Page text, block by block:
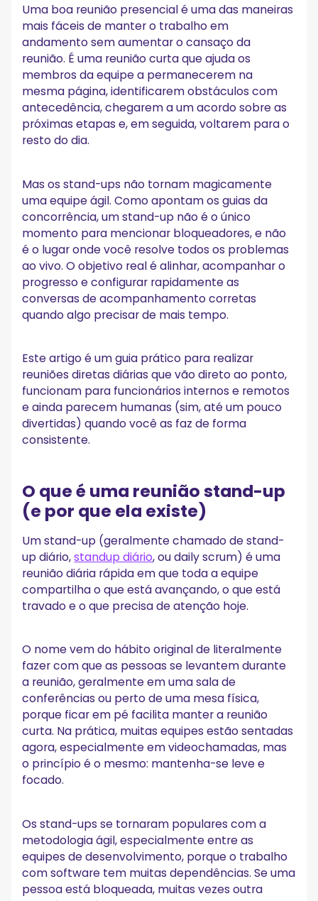
Daily scrum versus stand-up (o que é diferente e o
que é o mesmo)
Stand-ups remotos que realmente funcionam para
funcionários remotos
Como o MeetGeek ajuda as equipes a realizar
melhores reuniões diárias
As três perguntas que vão direto ao ponto
conferência ou em vídeo)
Como manter a reunião curta sem perder valor
1. Comece com o quadro, não com opiniões
2. Use “sinalizar e depois programar”
3. Mantenha a atualização útil para outras pessoas
4. Cronometre suavemente
Armadilhas comuns de stand-up (e como corrigi-las)
1. O stand-up se transforma em uma atualização de status
somente para gerentes
3. As pessoas param de usar bloqueadores de superfície
4. As conversas paralelas assumem o controle
5. A equipe esquece o que foi decidido
Considerações finais
Perguntas frequentes
E se não usarmos o Scrum?
Como evitar que pareça repetitivo?
Uma boa reunião presencial é uma das maneiras
mais fáceis de manter o trabalho em
andamento sem aumentar o cansaço da
reunião. É uma reunião curta que ajuda os
membros da equipe a permanecerem na
mesma página, identificarem obstáculos com
antecedência, chegarem a um acordo sobre as
próximas etapas e, em seguida, voltarem para o
resto do dia.
Mas os stand-ups não tornam magicamente
uma equipe ágil. Como apontam os guias da
concorrência, um stand-up não é o único
momento para mencionar bloqueadores, e não
é o lugar onde você resolve todos os problemas
ao vivo. O objetivo real é alinhar, acompanhar o
progresso e configurar rapidamente as
conversas de acompanhamento corretas
quando algo precisar de mais tempo.
Este artigo é um guia prático para realizar
reuniões diretas diárias que vão direto ao ponto,
funcionam para funcionários internos e remotos
e ainda parecem humanas (sim, até um pouco
divertidas) quando você as faz de forma
consistente.
O que é uma reunião stand-up
(e por que ela existe)
Um stand-up (geralmente chamado de stand-
up diário,standup diário, ou daily scrum) é uma
reunião diária rápida em que toda a equipe
compartilha o que está avançando, o que está
travado e o que precisa de atenção hoje.
O nome vem do hábito original de literalmente
fazer com que as pessoas se levantem durante
a reunião, geralmente em uma sala de
conferências ou perto de uma mesa física,
porque ficar em pé facilita manter a reunião
curta. Na prática, muitas equipes estão sentadas
agora, especialmente em videochamadas, mas
o princípio é o mesmo: mantenha-se leve e
focado.
Os stand-ups se tornaram populares com a
metodologia ágil, especialmente entre as
equipes de desenvolvimento, porque o trabalho
com software tem muitas dependências. Se uma
pessoa está bloqueada, muitas vezes outra